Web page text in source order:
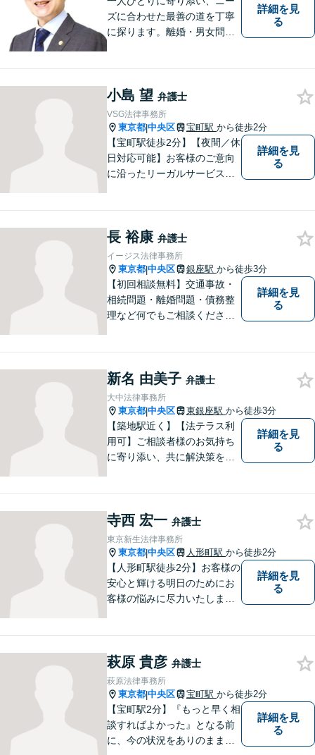
ズに合わせた最善の道を丁寧
に探ります。離婚・男女問題
歩を踏み出せるよう、力強い
味方として解決まで伴走しま
す【初回相談無料】【分割払
い可】
詳細を見
る
小島 望 弁護士
VSG法律事務所
東京都|中央区 宝町駅 から徒歩2分
【宝町駅徒歩2分】【夜間／休
日対応可能】お客様のご意向
に沿ったリーガルサービスを
く対応。【明確な料金体系】
綿密かつスピーディーな対応
に努めますので、お気軽にご
相談ください。
詳細を見
る
長 裕康 弁護士
イージス法律事務所
東京都|中央区 銀座駅 から徒歩3分
【初回相談無料】交通事故・
相続問題・離婚問題・債務整
理など何でもご相談くださ
詳細を見
る
新名 由美子 弁護士
大中法律事務所
東京都|中央区 東銀座駅 から徒歩3分
【築地駅近く】【法テラス利
用可】ご相談者様のお気持ち
に寄り添い、共に解決策を見
見通しをお伝えして参りま
す。【分割払い対応】法律ト
ラブルでお悩みの方は、お気
軽にご相談下さい。
詳細を見
る
寺西 宏一 弁護士
東京新生法律事務所
東京都|中央区 人形町駅 から徒歩2分
【人形町駅徒歩2分】お客様の
安心と輝ける明日のためにお
客様の悩みに尽力いたしま
が解決することはありませ
ん。 お気軽にご相談くださ
い。
詳細を見
る
萩原 貴彦 弁護士
萩原法律事務所
東京都|中央区 宝町駅 から徒歩2分
【宝町駅2分】『もっと早く相
談すればよかった』となる前
に、今の状況をありのままお
詳細を見
る